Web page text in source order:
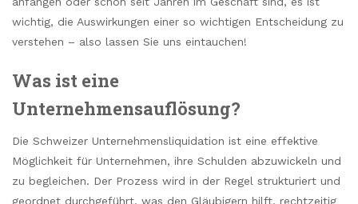
wichtig, die Auswirkungen einer so wichtigen Entscheidung zu
verstehen – also lassen Sie uns eintauchen!
Was ist eine
Unternehmensauflösung?
Die Schweizer Unternehmensliquidation ist eine effektive
Möglichkeit für Unternehmen, ihre Schulden abzuwickeln und
zu begleichen. Der Prozess wird in der Regel strukturiert und
geordnet durchgeführt, was den Gläubigern hilft, rechtzeitig